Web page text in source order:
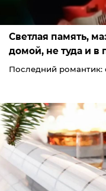
Светлая память,
домой, не туда и в
Последний